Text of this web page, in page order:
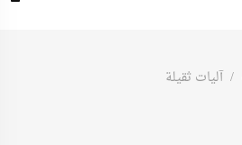
آليات ثقيلة